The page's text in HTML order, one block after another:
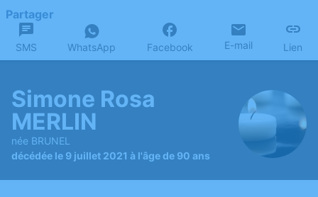
Partager
SMS WhatsApp Facebook E-mail Lien
Simone Rosa
MERLIN
née BRUNEL
décédée le 9 juillet 2021 à l'âge de 90 ans